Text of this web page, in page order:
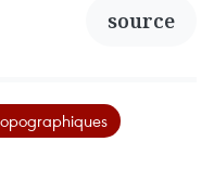
source